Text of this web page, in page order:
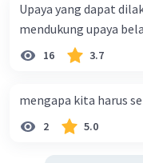
Upaya yang dapat
mendukung upaya
16 3.7
mengapa kita harus
2 5.0